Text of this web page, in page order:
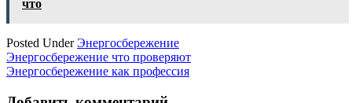
что
Posted UnderЭнергосбережение
Навигация
по
Энергосбережение что проверяют
Энергосбережение как профессия